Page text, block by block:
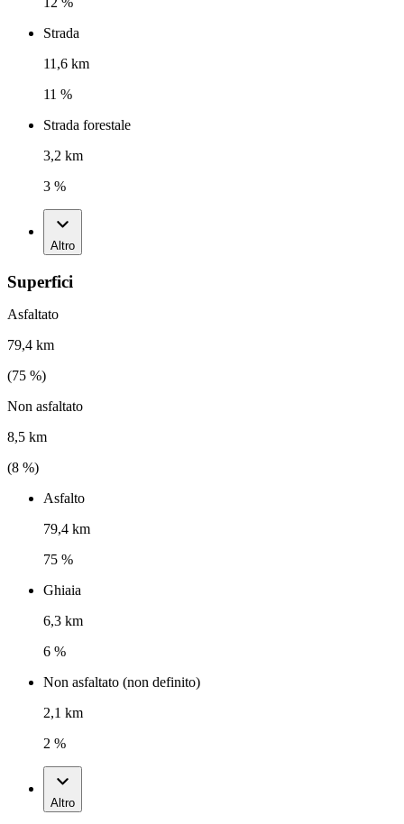
Strada
11,6 km
11 %
Strada forestale
3,2 km
3 %
Altro
Superfici
Asfaltato
79,4 km
(75 %)
Non asfaltato
8,5 km
(8 %)
Asfalto
79,4 km
75 %
Ghiaia
6,3 km
6 %
Non asfaltato (non definito)
2,1 km
2 %
Altro